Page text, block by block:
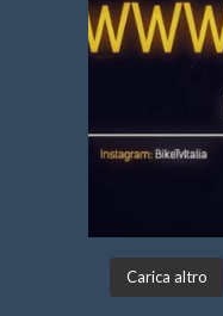
Carica altro